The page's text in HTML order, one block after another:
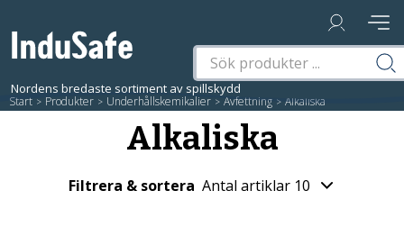
Start / Produkter / Underhållskemikalier / Avfettning / Alkaliska
Alkaliska
Filtrera & sortera Antal artiklar 10